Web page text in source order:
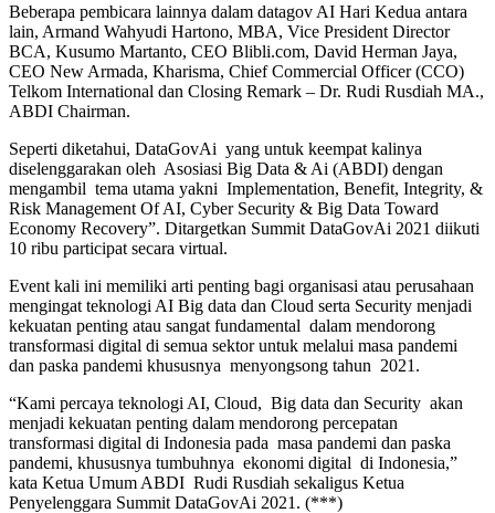
Beberapa pembicara lainnya dalam datagov AI Hari Kedua antara
lain, Armand Wahyudi Hartono, MBA, Vice President Director
BCA, Kusumo Martanto, CEO Blibli.com, David Herman Jaya,
CEO New Armada, Kharisma, Chief Commercial Officer (CCO)
Telkom International dan Closing Remark – Dr. Rudi Rusdiah MA.,
ABDI Chairman.
Seperti diketahui, DataGovAi yang untuk keempat kalinya
diselenggarakan oleh Asosiasi Big Data & Ai (ABDI) dengan
mengambil tema utama yakni Implementation, Benefit, Integrity, &
Risk Management Of AI, Cyber Security & Big Data Toward
Economy Recovery”. Ditargetkan Summit DataGovAi 2021 diikuti
10 ribu participat secara virtual.
Event kali ini memiliki arti penting bagi organisasi atau perusahaan
mengingat teknologi AI Big data dan Cloud serta Security menjadi
kekuatan penting atau sangat fundamental dalam mendorong
transformasi digital di semua sektor untuk melalui masa pandemi
dan paska pandemi khususnya menyongsong tahun 2021.
“Kami percaya teknologi AI, Cloud, Big data dan Security akan
menjadi kekuatan penting dalam mendorong percepatan
transformasi digital di Indonesia pada masa pandemi dan paska
pandemi, khususnya tumbuhnya ekonomi digital di Indonesia,”
kata Ketua Umum ABDI Rudi Rusdiah sekaligus Ketua
Penyelenggara Summit DataGovAi 2021. (***)